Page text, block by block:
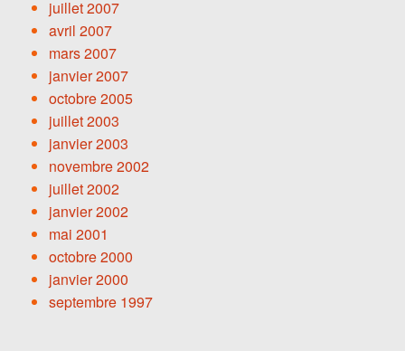
juillet 2007
avril 2007
mars 2007
janvier 2007
octobre 2005
juillet 2003
janvier 2003
novembre 2002
juillet 2002
janvier 2002
mai 2001
octobre 2000
janvier 2000
septembre 1997